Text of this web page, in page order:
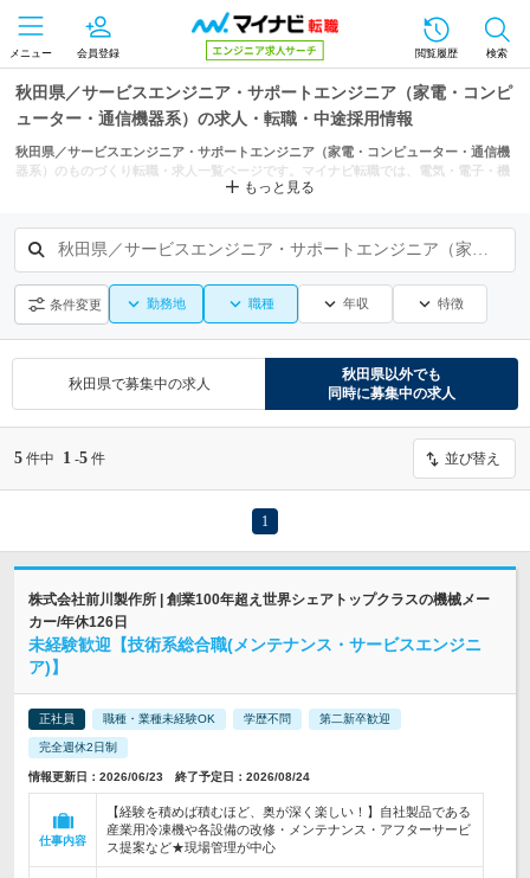
メニュー 会員登録 閲覧履歴 検索
秋田県／サービスエンジニア・サポートエンジニア（家電・コンピ
ューター・通信機器系）の求人・転職・中途採用情報
秋田県／サービスエンジニア・サポートエンジニア（家電・コンピューター・通信機
器系）のものづくり転職・求人一覧ページです。マイナビ転職では、電気・電子・機
械・半導体の転職・求人情報を秋田市などの条件からも探せます。
もっと見る
秋田県／サービスエンジニア・サポートエンジニア（家電・コンピューター・通信機器系）
条件変更 勤務地 職種 年収 特徴
秋田県で募集中の求人
秋田県以外でも
同時に募集中の求人
5 件中 1 -5 件 並び替え
1
株式会社前川製作所 | 創業100年超え世界シェアトップクラスの機械メー
カー/年休126日
未経験歓迎【技術系総合職(メンテナンス・サービスエンジニ
ア)】
正社員 職種・業種未経験OK 学歴不問 第二新卒歓迎
完全週休2日制
情報更新日：2026/06/23 終了予定日：2026/08/24
仕事内容
【経験を積めば積むほど、奥が深く楽しい！】自社製品である
産業用冷凍機や各設備の改修・メンテナンス・アフターサービ
ス提案など★現場管理が中心